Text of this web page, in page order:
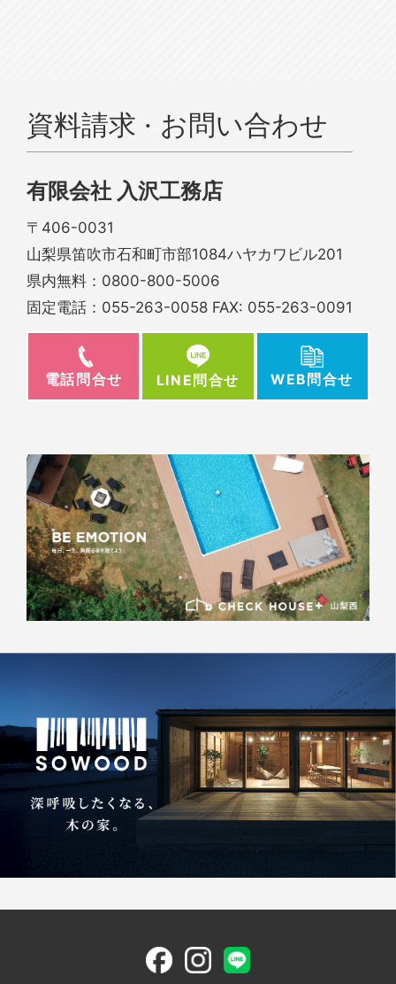
資料請求 · お問い合わせ
有限会社 入沢工務店
〒406-0031
山梨県笛吹市石和町市部1084ハヤカワビル201
県内無料： 0800-800-5006
固定電話： 055-263-0058 FAX: 055-263-0091
電話問合せ LINE問合せ WEB問合せ